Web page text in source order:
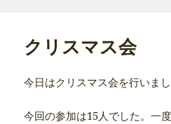
クリスマス会
今日はクリスマス会を行いまし
今回の参加は15人でした。一